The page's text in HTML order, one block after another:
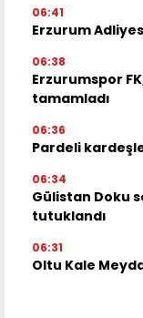
06:41
Erzurum
06:38
Erzurumspor
tamamladı
06:36
Pardeli
06:34
Gülistan Doku
tutuklandı
06:31
Oltu Kale